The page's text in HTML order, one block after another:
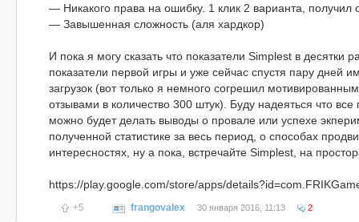
— Никакого права на ошибку. 1 клик 2 варианта, получил
— Завышенная сложность (аля хардкор)
И пока я могу сказать что показатели Simplest в десятки
показатели первой игры и уже сейчас спустя пару дней
загрузок (вот только я немного согрешил
отзывами в количество 300 штук). Буду надеяться что все
можно будет делать выводы о провале или успехе
полученной статистике за весь период, о способах
интересностях, ну а пока, встречайте Simplest, на
https://play.google.com/store/apps/
+5 frangovalex 30 января 2016, 11:13 2